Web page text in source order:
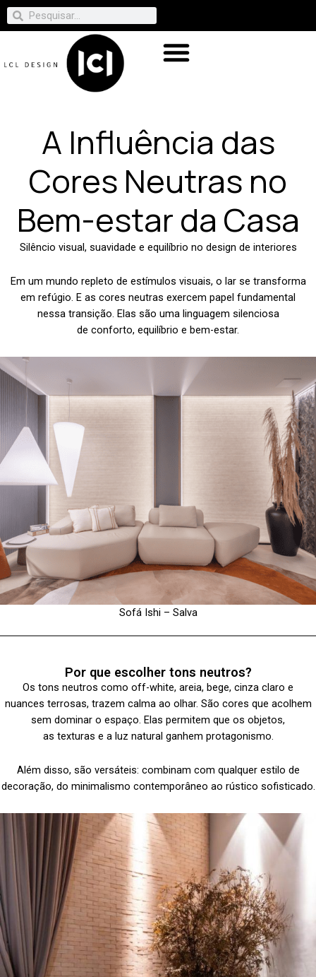
A Influência das
Cores Neutras no
Bem-estar da Casa
Silêncio visual, suavidade e equilíbrio no design de interiores
Em um mundo repleto de estímulos visuais, o lar se transforma
em refúgio. E as cores neutras exercem papel fundamental
nessa transição. Elas são uma linguagem silenciosa
de conforto, equilíbrio e bem-estar.
Sofá Ishi – Salva
Por que escolher tons neutros?
Os tons neutros como off-white, areia, bege, cinza claro e
nuances terrosas, trazem calma ao olhar. São cores que acolhem
sem dominar o espaço. Elas permitem que os objetos,
as texturas e a luz natural ganhem protagonismo.
Além disso, são versáteis: combinam com qualquer estilo de
decoração, do minimalismo contemporâneo ao rústico sofisticado.